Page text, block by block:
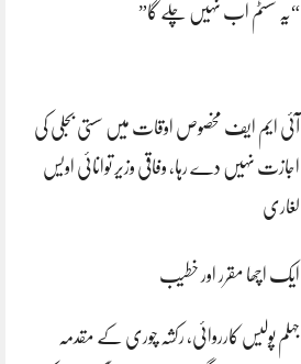
“یہ سسٹم اب نہیں چلے گا”
آئی ایم ایف مخصوص اوقات میں سستی بجلی کی
اجازت نہیں دے رہا، وفاقی وزیر توانائی اویس
لغاری
ایک اچھا مقرر اور خطیب
جہلم پولیس کارروائی، رکشہ چوری کے مقدمہ